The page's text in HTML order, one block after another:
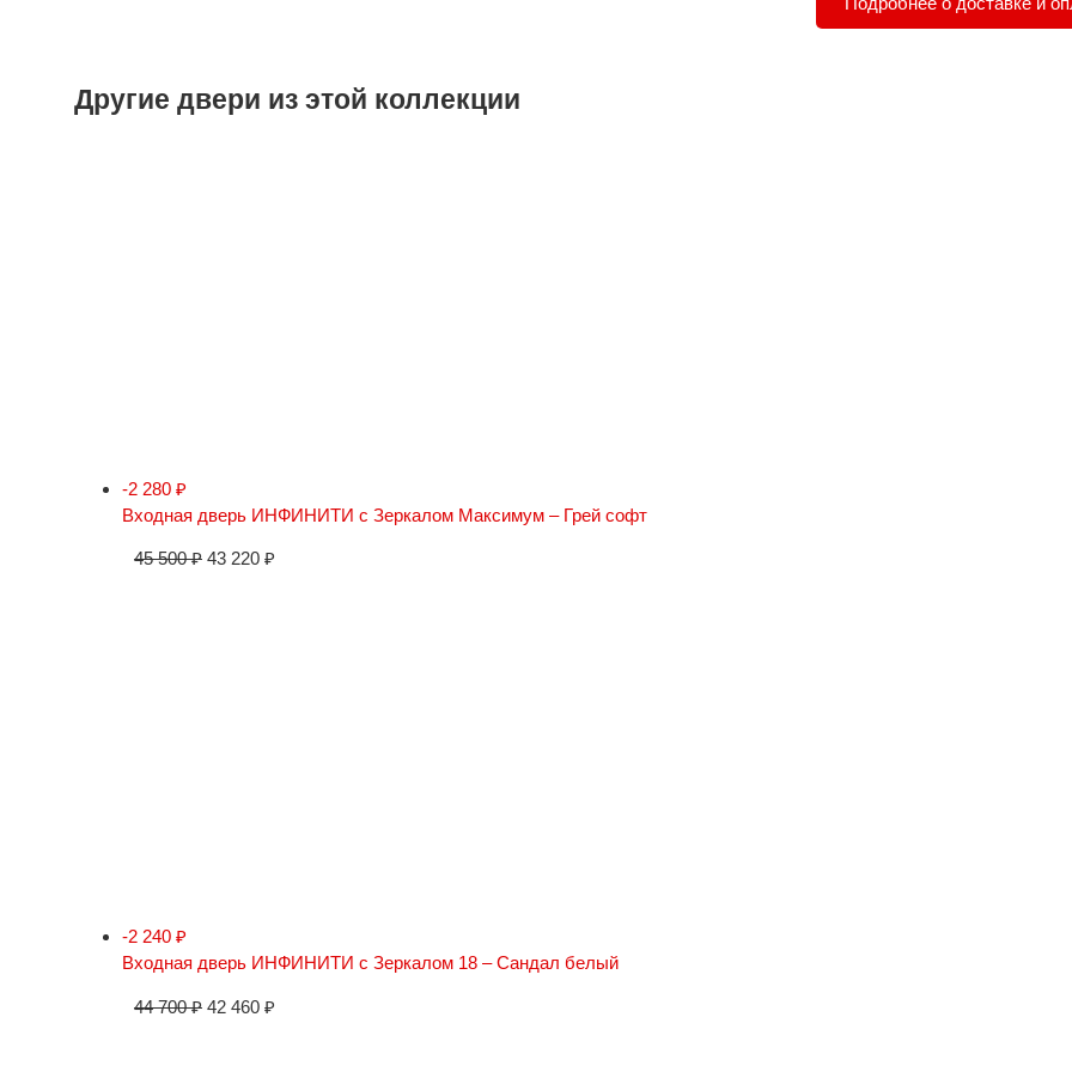
Другие двери из этой коллекции
-2 280 ₽
Входная дверь ИНФИНИТИ с Зеркалом Максимум – Грей софт
45 500₽ 43 220 ₽
-2 240 ₽
Входная дверь ИНФИНИТИ с Зеркалом 18 – Сандал белый
44 700₽ 42 460 ₽